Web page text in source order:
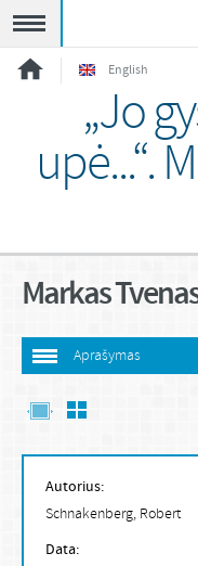
English
„Jo
upė...“.
Markas
Aprašymas
Autorius:
Schnakenberg, Robert
Data: